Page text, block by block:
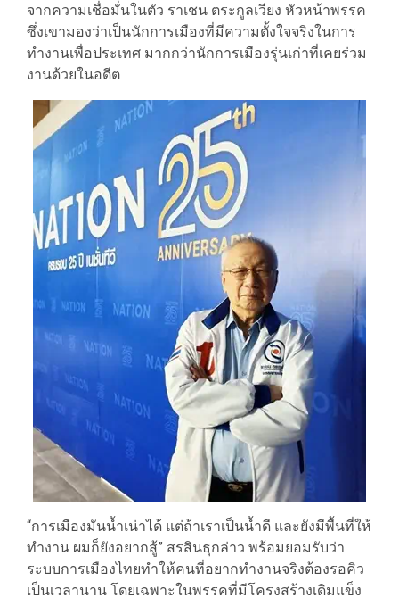
จากความเชื่อมั่นในตัว ราเชน ตระกูลเวียง หัวหน้าพรรค
ซึ่งเขามองว่าเป็นนักการเมืองที่มีความตั้งใจจริงในการ
ทำงานเพื่อประเทศ มากกว่านักการเมืองรุ่นเก่าที่เคยร่วม
งานด้วยในอดีต
“การเมืองมันน้ำเน่าได้ แต่ถ้าเราเป็นน้ำดี และยังมีพื้นที่ให้
ทำงาน ผมก็ยังอยากสู้” สรสินธุกล่าว พร้อมยอมรับว่า
ระบบการเมืองไทยทำให้คนที่อยากทำงานจริงต้องรอคิว
เป็นเวลานาน โดยเฉพาะในพรรคที่มีโครงสร้างเดิมแข็ง